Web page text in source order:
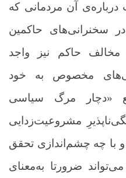
آن مردمانی که
سخنرانی‌های حاکمین
مخالف حاکم نیز واجد
مخصوص به خود
«دچار مرگ سیاسی
مشروعیت‌زدایی
با چه چشم‌اندازی تحقق
ضرورتا به‌معنای